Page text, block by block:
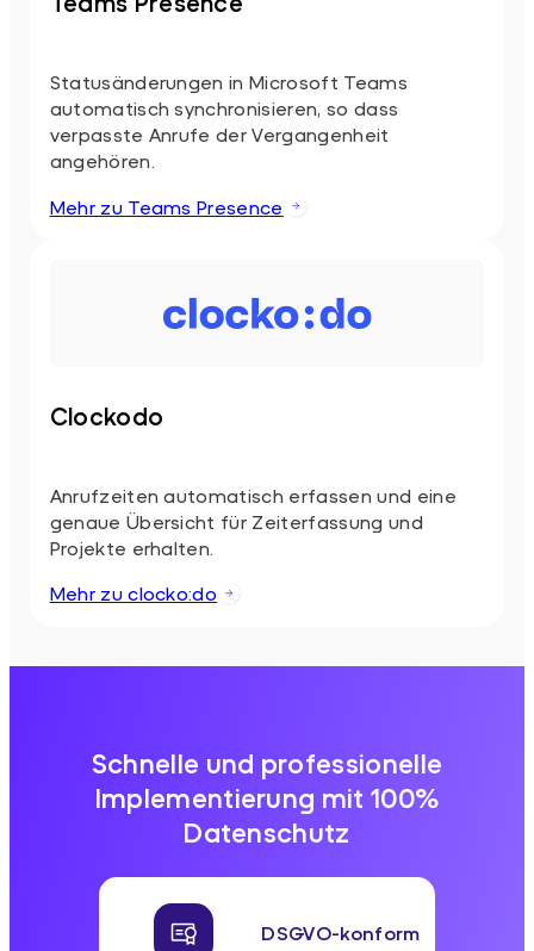
Statusänderungen in Microsoft Teams
automatisch synchronisieren, so dass
verpasste Anrufe der Vergangenheit
angehören.
Mehr zu Teams Presence
Clockodo
Anrufzeiten automatisch erfassen und eine
genaue Übersicht für Zeiterfassung und
Projekte erhalten.
Mehr zu clocko:do
Schnelle und professionelle
Implementierung mit 100%
Datenschutz
DSGVO-konform